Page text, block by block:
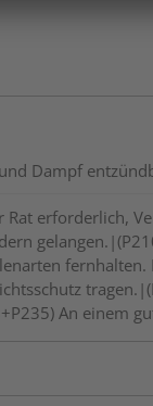
Dampf
Rat erforderlich,
An einem